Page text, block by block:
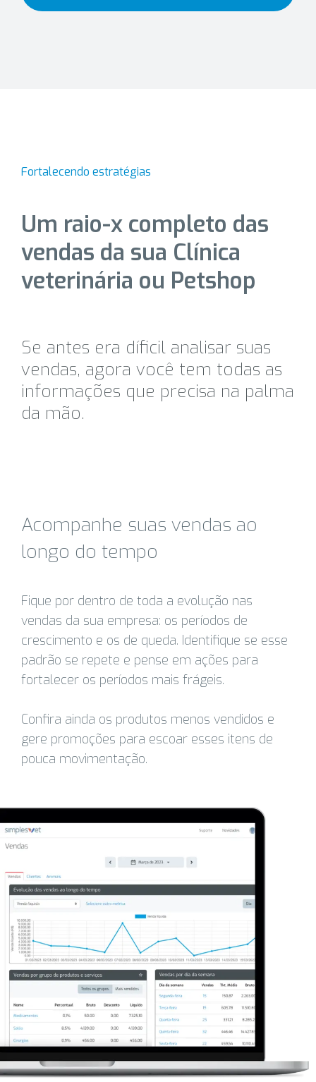
Fortalecendo estratégias
Um raio-x completo das
vendas da sua Clínica
veterinária ou Petshop
Se antes era díficil analisar suas
vendas, agora você tem todas as
informações que precisa na palma
da mão.
Acompanhe suas vendas ao
longo do tempo
Fique por dentro de toda a evolução nas
vendas da sua empresa: os períodos de
crescimento e os de queda. Identifique se esse
padrão se repete e pense em ações para
fortalecer os períodos mais frágeis.
Confira ainda os produtos menos vendidos e
gere promoções para escoar esses itens de
pouca movimentação.